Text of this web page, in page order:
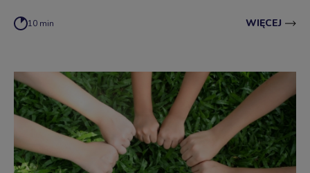
10 min WIĘCEJ